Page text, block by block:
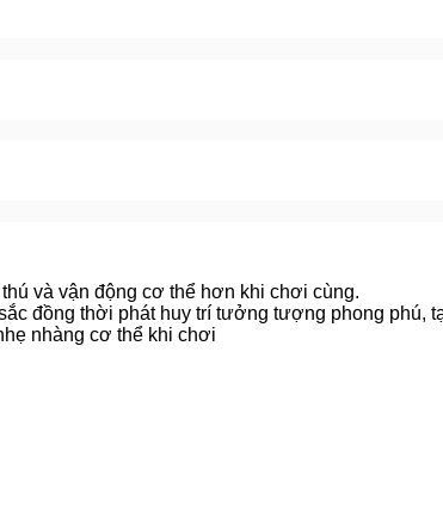
và vận động cơ thể hơn khi chơi cùng.
đồng thời phát huy trí tưởng tượng phong phú,
nhàng cơ thể khi chơi